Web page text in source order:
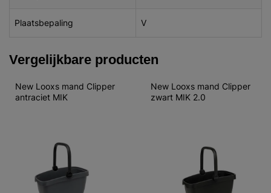
Plaatsbepaling V
Vergelijkbare producten
New Looxs mand Clipper
antraciet MIK
New Looxs mand Clipper
zwart MIK 2.0